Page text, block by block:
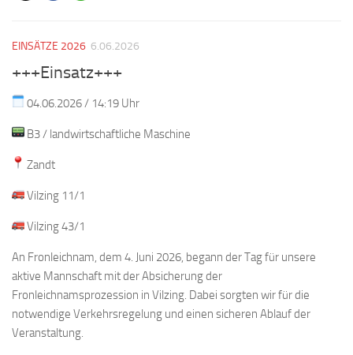
EINSÄTZE 2026 6.06.2026
+++Einsatz+++
04.06.2026 / 14:19 Uhr
B3 / landwirtschaftliche Maschine
Zandt
Vilzing 11/1
Vilzing 43/1
An Fronleichnam, dem 4. Juni 2026, begann der Tag für unsere
aktive Mannschaft mit der Absicherung der
Fronleichnamsprozession in Vilzing. Dabei sorgten wir für die
notwendige Verkehrsregelung und einen sicheren Ablauf der
Veranstaltung.